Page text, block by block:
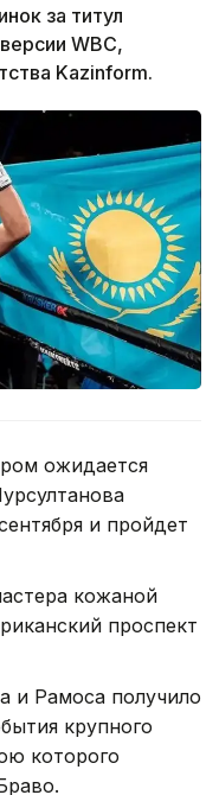
за титул
WBC,
Kazinform.
ожидается
и пройдет
кожаной
проспект
и Рамоса получило
крупного
которого